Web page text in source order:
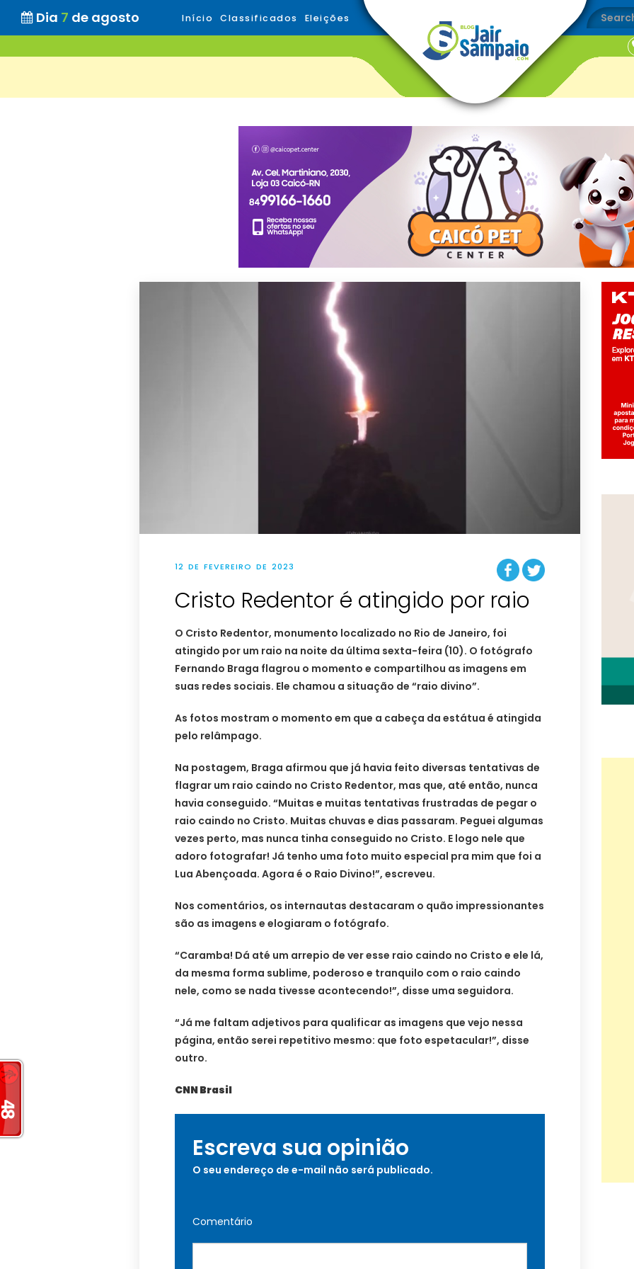
Dia 7 de agosto Início Classificados Eleições
12 DE FEVEREIRO DE 2023
Cristo Redentor é atingido por raio
O Cristo Redentor, monumento localizado no Rio de Janeiro, foi
atingido por um raio na noite da última sexta-feira (10). O fotógrafo
Fernando Braga flagrou o momento e compartilhou as imagens em
suas redes sociais. Ele chamou a situação de “raio divino”.
As fotos mostram o momento em que a cabeça da estátua é atingida
pelo relâmpago.
Na postagem, Braga afirmou que já havia feito diversas tentativas de
flagrar um raio caindo no Cristo Redentor, mas que, até então, nunca
havia conseguido. “Muitas e muitas tentativas frustradas de pegar o
raio caindo no Cristo. Muitas chuvas e dias passaram. Peguei algumas
vezes perto, mas nunca tinha conseguido no Cristo. E logo nele que
adoro fotografar! Já tenho uma foto muito especial pra mim que foi a
Lua Abençoada. Agora é o Raio Divino!”, escreveu.
Nos comentários, os internautas destacaram o quão impressionantes
são as imagens e elogiaram o fotógrafo.
“Caramba! Dá até um arrepio de ver esse raio caindo no Cristo e ele lá,
da mesma forma sublime, poderoso e tranquilo com o raio caindo
nele, como se nada tivesse acontecendo!”, disse uma seguidora.
“Já me faltam adjetivos para qualificar as imagens que vejo nessa
página, então serei repetitivo mesmo: que foto espetacular!”, disse
outro.
CNN Brasil
Escreva sua opinião
O seu endereço de e-mail não será publicado.
Comentário